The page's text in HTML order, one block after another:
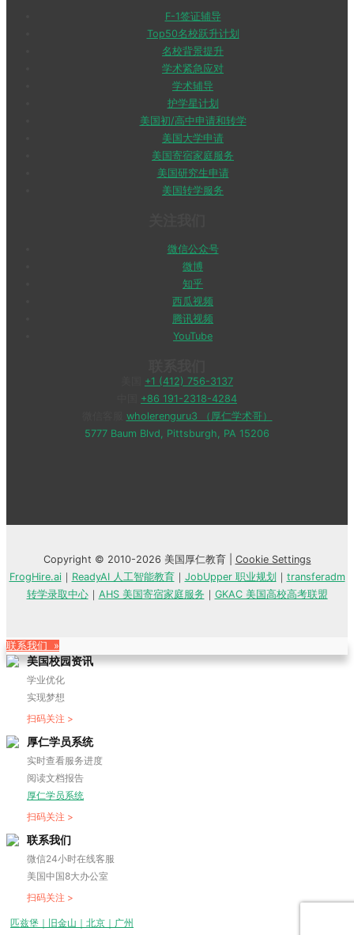
F-1签证辅导
Top50名校跃升计划
名校背景提升
学术紧急应对
学术辅导
护学星计划
美国初/高中申请和转学
美国大学申请
美国寄宿家庭服务
美国研究生申请
美国转学服务
微信公众号
微博
知乎
西瓜视频
腾讯视频
YouTube
+1 (412) 756-3137
+86 191-2318-4284
wholerenguru3 （厚仁学术哥）
5777 Baum Blvd, Pittsburgh, PA 15206
Copyright © 2010-2026 美国厚仁教育 | Cookie Settings
FrogHire.ai｜ ReadyAI 人工智能教育｜ JobUpper 职业规划 ｜ transferadm
转学录取中心｜ AHS 美国寄宿家庭服务 ｜ GKAC 美国高校高考联盟
联系我们 »
美国校园资讯
学业优化
实现梦想
扫码关注 >
厚仁学员系统
实时查看服务进度
阅读文档报告
厚仁学员系统
扫码关注 >
联系我们
微信24小时在线客服
美国中国8大办公室
扫码关注 >
匹兹堡｜旧金山｜北京｜广州